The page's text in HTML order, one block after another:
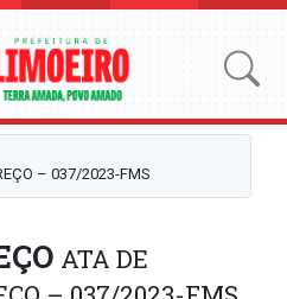
– 037/2023-FMS
ATA DE